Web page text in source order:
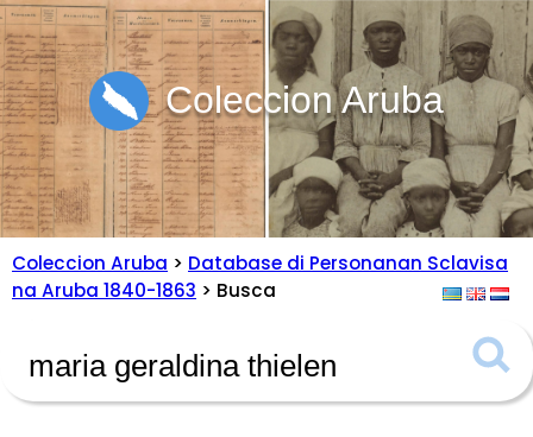
Coleccion Aruba
Coleccion Aruba > Database di Personanan Sclavisa
na Aruba 1840-1863 > Busca